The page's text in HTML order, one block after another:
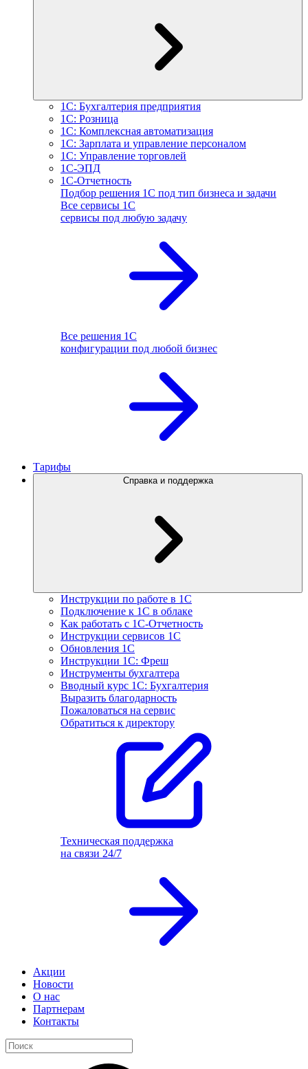
1С: Бухгалтерия предприятия
1С: Розница
1С: Комплексная автоматизация
1С: Зарплата и управление персоналом
1С: Управление торговлей
1С-ЭПД
1С-Отчетность
Подбор решения 1С под тип бизнеса и задачи
Все сервисы 1С
сервисы под любую задачу
Все решения 1С
конфигурации под любой бизнес
Тарифы
Справка и поддержка
Инструкции по работе в 1С
Подключение к 1С в облаке
Как работать с 1С‑Отчетность
Инструкции сервисов 1С
Обновления 1С
Инструкции 1С: Фреш
Инструменты бухгалтера
Вводный курс 1С: Бухгалтерия
Выразить благодарность
Пожаловаться на сервис
Обратиться к директору
Техническая поддержка
на связи 24/7
Акции
Новости
О нас
Партнерам
Контакты